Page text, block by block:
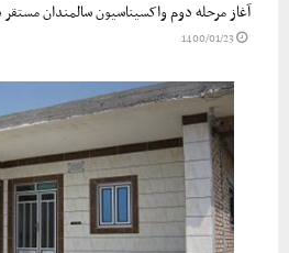
آغاز مرحله دوم واکسیناسیون سالمندان
1400/01/23